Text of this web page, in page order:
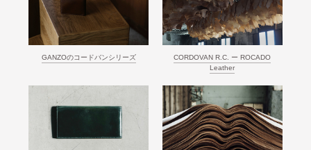
GANZOのコードバンシリーズ
CORDOVAN R.C. ー ROCADO
Leather